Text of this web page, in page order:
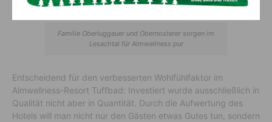
Familie Oberluggauer und Obernosterer sorgen im
Lesachtal für Almwellness pur
Entscheidend für den verbesserten Wohlfühlfaktor im
Almwellness-Resort Tuffbad: Investiert wurde ausschließlich in
Qualität nicht aber in Quantität. Durch die Aufwertung des
Hotels will man nicht nur den Gästen etwas Gutes tun, sondern